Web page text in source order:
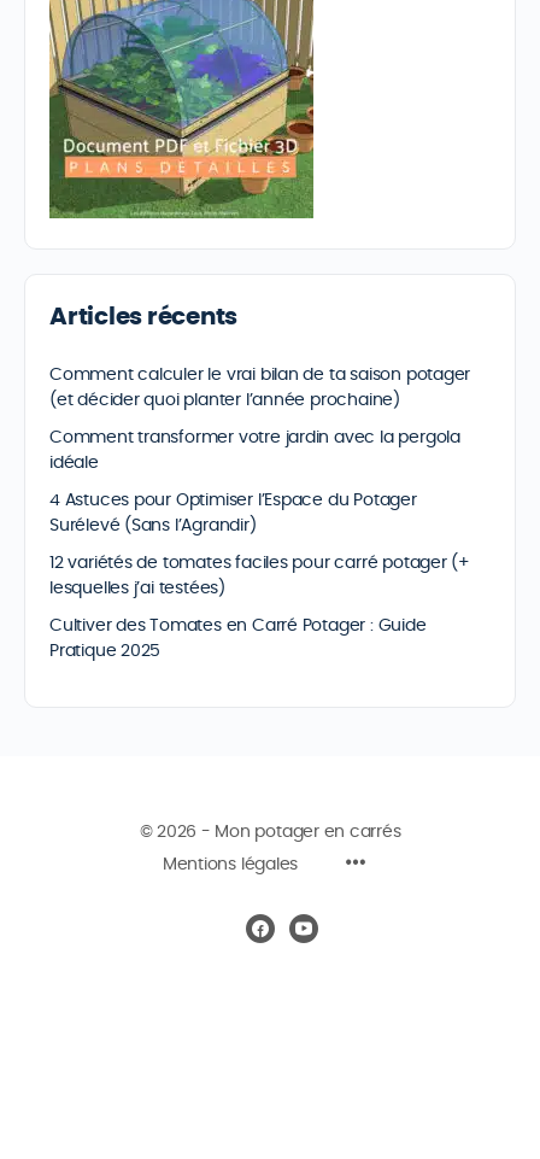
Articles récents
Comment calculer le vrai bilan de ta saison potager
(et décider quoi planter l’année prochaine)
Comment transformer votre jardin avec la pergola
idéale
4 Astuces pour Optimiser l’Espace du Potager
Surélevé (Sans l’Agrandir)
12 variétés de tomates faciles pour carré potager (+
lesquelles j’ai testées)
Cultiver des Tomates en Carré Potager : Guide
Pratique 2025
© 2026 - Mon potager en carrés
Mentions légales